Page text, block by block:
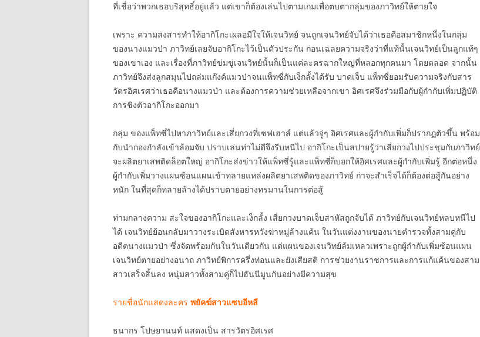
ที่เชื่อว่าพวกเธอบริสุทธิ์อยู่แล้ว แต่เขาก็ต้องเล่นไปตามเกมเพื่อตบตากลุ่มของภาวิทย์ให้ตายใจ
เพราะ ความสงสารทำให้อากิโกะเผลอมีใจให้เจนวิทย์ จนถูกเจนวิทย์จับได้ว่าเธอคือสมาชิกหนึ่งในกลุ่ม
ของนางแมวป่า ภาวิทย์เลยจับอากิโกะไว้เป็นตัวประกัน ก่อนเฉลยความจริงว่าที่แท้นั้นเจนวิทย์เป็นลูกแท้ๆ
ของเขาเอง และเรื่องที่ภาวิทย์ข่มขู่เจนวิทย์นั้นก็เป็นแค่ละครฉากใหญ่ที่หลอกทุกคนมา โดยตลอด จากนั้น
ภาวิทย์จึงส่งลูกสมุนไปถล่มแก๊งค์แมวป่าจนแพ็ทซี่กับเง็กลั้งได้รับ บาดเจ็บ แพ็ทซี่ยอมรับความจริงกับสาร
วัตรอิศเรศว่าเธอคือนางแมวป่า และต้องการความช่วยเหลือจากเขา อิศเรศจึงร่วมมือกับผู้กำกับเพิ่มปฏิบัติ
การชิงตัวอากิโกะออกมา
กลุ่ม ของแพ็ทซี่ไปหาภาวิทย์และเสี่ยกวงที่เซฟเฮาส์ แต่แล้วจู่ๆ อิศเรศและผู้กำกับเพิ่มก็ปรากฏตัวขึ้น พร้อม
กับนำกองกำลังเข้าล้อมจับ ปราบเล่นท่าไม่ดีจึงรีบหนีไป อากิโกะเป็นสปายรู้ว่าเสี่ยกวงไปประชุมกับภาวิทย์
จะผลิตยาเสพติดล็อตใหญ่ อากิโกะส่งข่าวให้แพ็ทซี่รู้และแพ็ทซี่ก็บอกให้อิศเรศและผู้กำกับเพิ่มรู้ อีกต่อหนึ่ง
ผู้กำกับเพิ่มวางแผนซ้อนแผนเข้าทลายแหล่งผลิตยาเสพติดของภาวิทย์ ก่าจะสำเร็จได้ก็ต้องต่อสู้กันอย่าง
หนัก ในที่สุดก็ทลายล้างได้ปราบตายอย่างทรมานในการต่อสู้
ท่ามกลางความ สะใจของอากิโกะและเง็กลั้ง เสี่ยกวงบาดเจ็บสาหัสถูกจับได้ ภาวิทย์กับเจนวิทย์หลบหนีไป
ได้ เจนวิทย์ย้อนกลับมาวางระเบิดสังหารหวังฆ่าหมู่ล้างแค้น ในวันแต่งงานของนายตำรวจทั้งสามคู่กับ
อดีตนางแมวป่า ซึ่งจัดพร้อมกันในวันเดียวกัน แต่แผนของเจนวิทย์ล้มเหลวเพราะถูกผู้กำกับเพิ่มซ้อนแผน
เจนวิทย์ตายอย่างอนาถ ภาวิทย์พิการครึ่งท่อนและยังเสียสติ การช่วยงานราชการและการแก้แค้นของสาม
สาวเสร็จสิ้นลง หนุ่มสาวทั้งสามคู่ก็ไปฮันนีมูนกันอย่างมีความสุข
รายชื่อนักแสดงละคร พยัคฆ์สาวแซบอีหลี
ธนากร โปษยานนท์ แสดงเป็น สารวัตรอิศเรศ